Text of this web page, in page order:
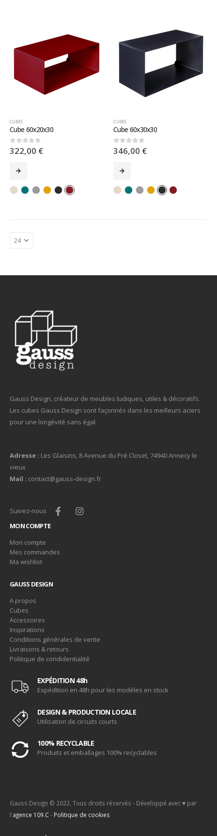
CUBES
Cube 60x20x30
0sur 5
322,00 €
CUBES
Cube 60x30x30
0sur 5
346,00 €
Gauss Design, créateur de meubles ludiques, utiles & décoratifs.
Les cubes Gauss Design sont façonnés dans les meilleurs aciers
pour une longévité sans égal.
Adresse : Les Glaisins, 8 Avenue du Pré Closet, 74940 Annecy le
vieux
Mail : contact@gauss-design.fr
Suivez-nous
MON COMPTE
Mon compte
Mes commandes
Ma wishlist
GAUSS DESIGN
A propos
Cubes
Accessoires
Inspirations
Conditions générales de vente
Livraisons & retours
Politique de condidentialité
EXPÉDITION 48h
Expédition en 48h pour les modèles en stock
DESIGN & PRODUCTION LOCALE
Utilisation de circuits courts
100% RECYCLABLE
Produits et emballages 100% recyclables
Gauss Design © 2022. Tous droits réservés - Développé avec ♥ par
l'agence 109.C- Politique de cookies